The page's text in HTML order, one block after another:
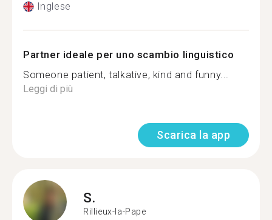
Inglese
Partner ideale per uno scambio linguistico
Someone patient, talkative, kind and funny...
Leggi di più
Scarica la app
S.
Rillieux-la-Pape